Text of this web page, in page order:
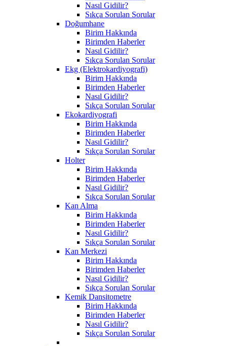
Nasıl Gidilir?
Sıkça Sorulan Sorular
Doğumhane
Birim Hakkında
Birimden Haberler
Nasıl Gidilir?
Sıkça Sorulan Sorular
Ekg (Elektrokardiyografi)
Birim Hakkında
Birimden Haberler
Nasıl Gidilir?
Sıkça Sorulan Sorular
Ekokardiyografi
Birim Hakkında
Birimden Haberler
Nasıl Gidilir?
Sıkça Sorulan Sorular
Holter
Birim Hakkında
Birimden Haberler
Nasıl Gidilir?
Sıkça Sorulan Sorular
Kan Alma
Birim Hakkında
Birimden Haberler
Nasıl Gidilir?
Sıkça Sorulan Sorular
Kan Merkezi
Birim Hakkında
Birimden Haberler
Nasıl Gidilir?
Sıkça Sorulan Sorular
Kemik Dansitometre
Birim Hakkında
Birimden Haberler
Nasıl Gidilir?
Sıkça Sorulan Sorular